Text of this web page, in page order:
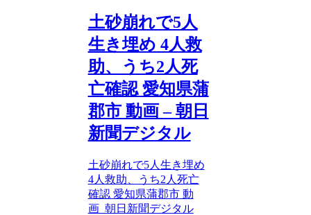
土砂崩れで5人
生き埋め 4人救
助、うち2人死
亡確認 愛知県蒲
郡市 動画 – 朝日
新聞デジタル
土砂崩れで5人生き埋め
4人救助、うち2人死亡
確認 愛知県蒲郡市 動
画 朝日新聞デジタル